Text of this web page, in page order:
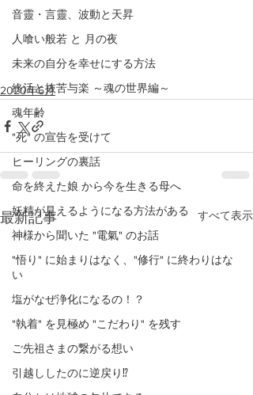
音靈・言靈、波動と天昇
人喰い般若 と 月の夜
未来の自分を幸せにする方法
終活と抜苦与楽 ～魂の世界編～
魂年齢
"死" の宣告を受けて
ヒーリングの裏話
命を終えた娘 から今を生きる母へ
妖精が見えるようになる方法がある
神様から聞いた "電氣" のお話
"悟り" に始まりはなく、"修行" に終わりはな
い
塩がなぜ浄化になるの！？
"執着" を見極め "こだわり" を残す
ご先祖さまの繋がる想い
引越ししたのに逆戻り⁉️
2020年6月
最新記事 すべて表示